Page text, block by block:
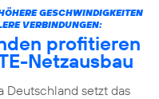
GESCHWINDIGKEITEN
VERBINDUNGEN:
profitieren
Netzausbau
Deutschland setzt das